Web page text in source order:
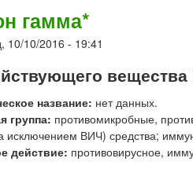
гамма*
10/10/2016 - 19:41
название: нет данных.
группа: противомикробные,
исключением ВИЧ) средства;
действие: противовирусное,